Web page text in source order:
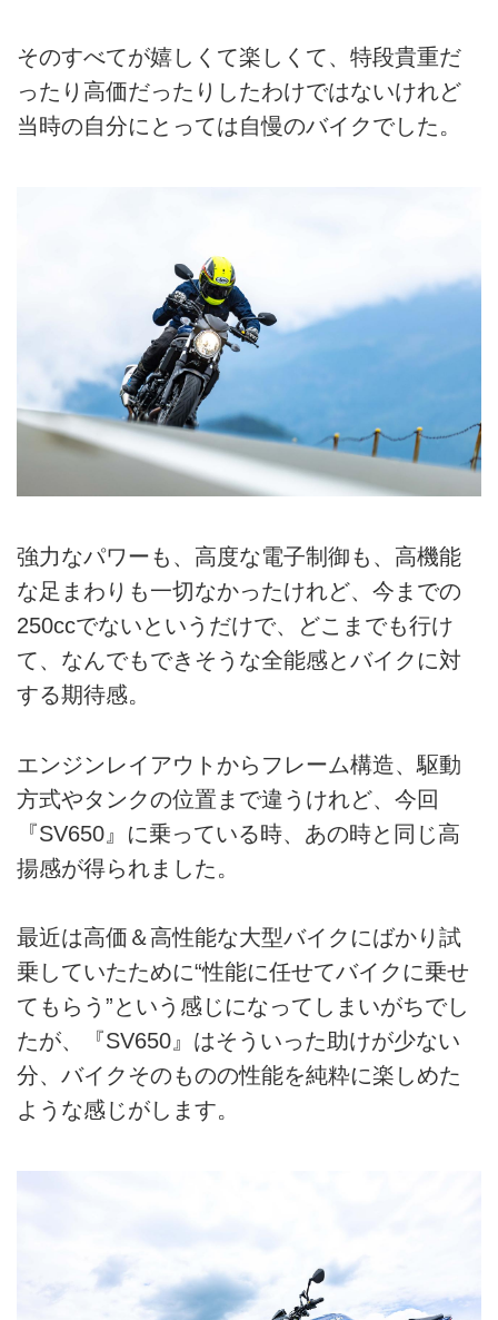
そのすべてが嬉しくて楽しくて、特段貴重だ
ったり高価だったりしたわけではないけれど
当時の自分にとっては自慢のバイクでした。
強力なパワーも、高度な電子制御も、高機能
な足まわりも一切なかったけれど、今までの
250ccでないというだけで、どこまでも行け
て、なんでもできそうな全能感とバイクに対
する期待感。
エンジンレイアウトからフレーム構造、駆動
方式やタンクの位置まで違うけれど、今回
『SV650』に乗っている時、あの時と同じ高
揚感が得られました。
最近は高価＆高性能な大型バイクにばかり試
乗していたために“性能に任せてバイクに乗せ
てもらう”という感じになってしまいがちでし
たが、『SV650』はそういった助けが少ない
分、バイクそのものの性能を純粋に楽しめた
ような感じがします。